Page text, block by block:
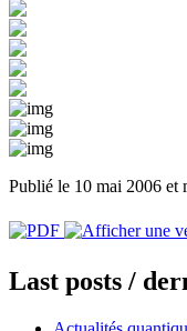
Publié le 10 mai 2006 et
Last posts /